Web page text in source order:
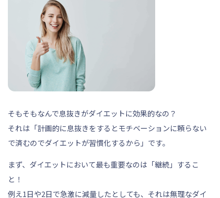
そもそもなんで息抜きがダイエットに効果的なの？
それは「計画的に息抜きをするとモチベーションに頼らない
で済むのでダイエットが習慣化するから」です。
まず、ダイエットにおいて最も重要なのは「継続」するこ
と！
例え1日や2日で急激に減量したとしても、それは無理なダイ